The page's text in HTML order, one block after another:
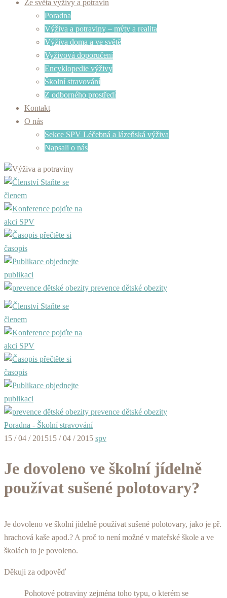
Ze světa výživy a potravin
Poradna
Výživa a potraviny – mýty a realita
Výživa doma a ve světě
Vyživová doporučení
Encyklopedie výživy
Školní stravování
Z odborného prostředí
Kontakt
O nás
Sekce SPV Léčebná a lázeňská výživa
Napsali o nás
Staňte se
členem
pojďte na
akci SPV
přečtěte si
časopis
objednejte
publikaci
prevence dětské obezity
Staňte se
členem
pojďte na
akci SPV
přečtěte si
časopis
objednejte
publikaci
prevence dětské obezity
Poradna - Školní stravování
15 / 04 / 201515 / 04 / 2015 spv
Je dovoleno ve školní jídelně
používat sušené polotovary?
Je dovoleno ve školní jídelně používat sušené polotovary, jako je př.
hrachová kaše apod.? A proč to není možné v mateřské škole a ve
školách to je povoleno.
Děkuji za odpověď
Pohotové potraviny zejména toho typu, o kterém se